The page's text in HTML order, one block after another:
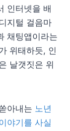
인터넷을 배
지털 걸음마
채팅앱이라는
위태하듯, 인
날갯짓은 위
아내는 노년
야기를 사실